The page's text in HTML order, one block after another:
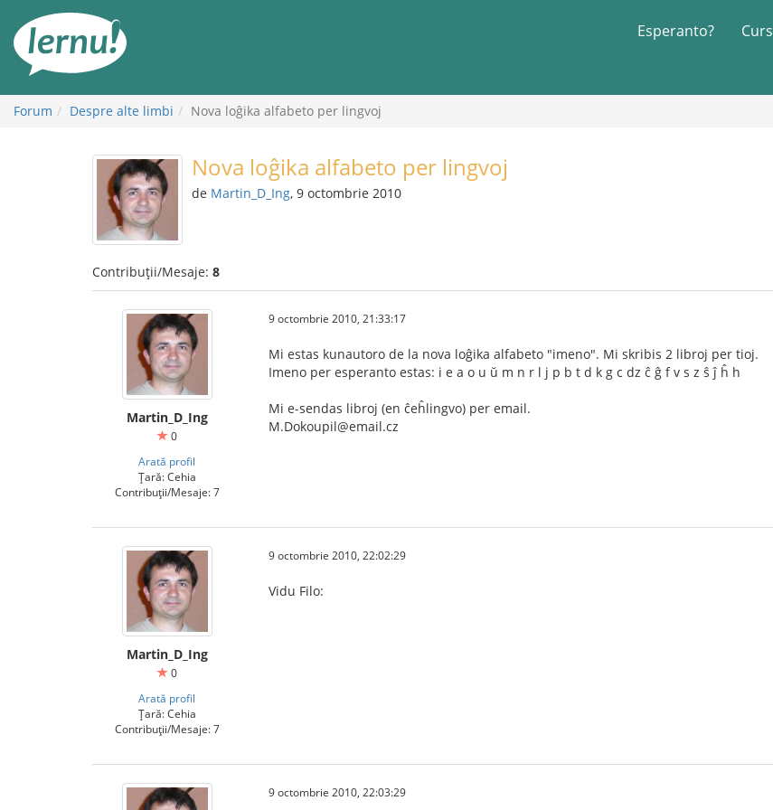
conținut
Esperanto? Curs
Forum Despre alte limbi Nova loĝika alfabeto per lingvoj
Nova loĝika alfabeto per lingvoj
de Martin_D_Ing, 9 octombrie 2010
Contribuții/Mesaje: 8
Martin_D_Ing
0
Arată profil
Țară: Cehia
Contribuții/Mesaje: 7
9 octombrie 2010, 21:33:17
Mi estas kunautoro de la nova loĝika alfabeto "imeno". Mi skribis 2 libroj per tioj.
Imeno per esperanto estas: i e a o u ŭ m n r l j p b t d k g c dz ĉ ĝ f v s z ŝ ĵ ĥ h
Mi e-sendas libroj (en ĉeĥlingvo) per email.
M.Dokoupil@email.cz
Martin_D_Ing
0
Arată profil
Țară: Cehia
Contribuții/Mesaje: 7
9 octombrie 2010, 22:02:29
Vidu Filo:
9 octombrie 2010, 22:03:29